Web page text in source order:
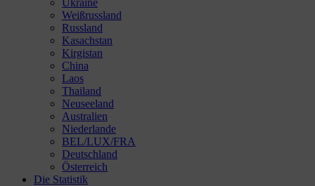
Ukraine
Weißrussland
Russland
Kasachstan
Kirgistan
China
Laos
Thailand
Neuseeland
Australien
Niederlande
BEL/LUX/FRA
Deutschland
Österreich
Die Statistik